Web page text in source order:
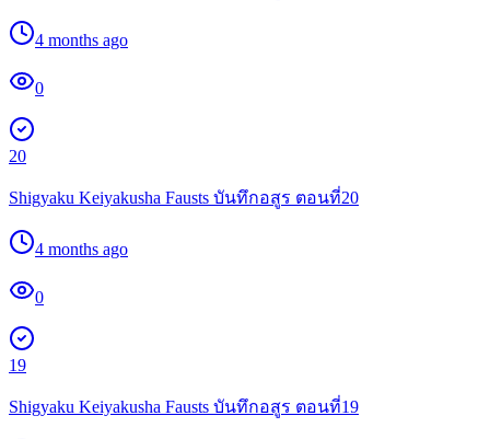
4 months ago
0
20
Shigyaku Keiyakusha Fausts บันทึกอสูร ตอนที่20
4 months ago
0
19
Shigyaku Keiyakusha Fausts บันทึกอสูร ตอนที่19